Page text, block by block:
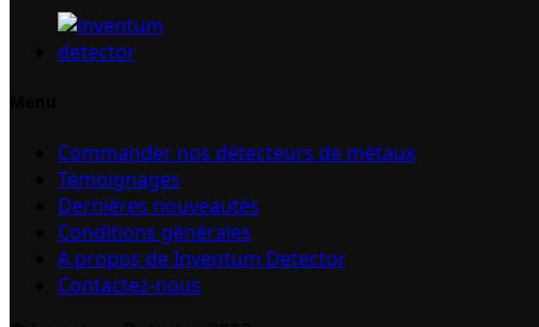
Commander nos détecteurs de métaux
Témoignages
Dernières nouveautés
Conditions générales
A propos de Inventum Detector
Contactez-nous